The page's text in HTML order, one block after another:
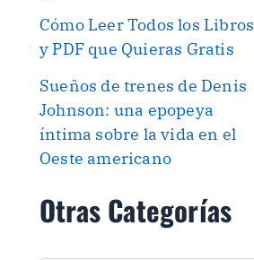
Cómo Leer Todos los Libros
y PDF que Quieras Gratis
Sueños de trenes de Denis
Johnson: una epopeya
íntima sobre la vida en el
Oeste americano
Otras Categorías